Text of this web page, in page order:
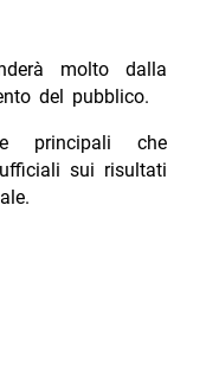
molto dalla
del pubblico.
principali che
sui risultati